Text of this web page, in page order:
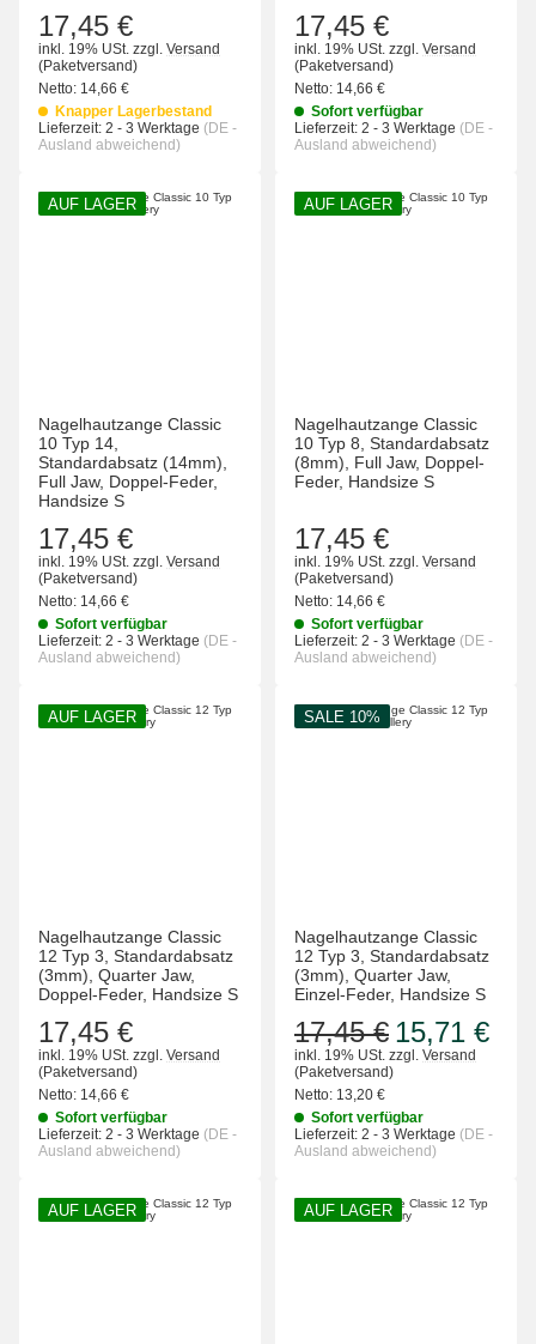
17,45 €
inkl. 19% USt. zzgl. Versand
(Paketversand)
Netto: 14,66 €
Knapper Lagerbestand
Lieferzeit: 2 - 3 Werktage (DE -
Ausland abweichend)
17,45 €
inkl. 19% USt. zzgl. Versand
(Paketversand)
Netto: 14,66 €
Sofort verfügbar
Lieferzeit: 2 - 3 Werktage (DE -
Ausland abweichend)
AUF LAGER
Nagelhautzange Classic
10 Typ 14,
Standardabsatz (14mm),
Full Jaw, Doppel-Feder,
Handsize S
17,45 €
inkl. 19% USt. zzgl. Versand
(Paketversand)
Netto: 14,66 €
Sofort verfügbar
Lieferzeit: 2 - 3 Werktage (DE -
Ausland abweichend)
AUF LAGER
Nagelhautzange Classic
10 Typ 8, Standardabsatz
(8mm), Full Jaw, Doppel-
Feder, Handsize S
17,45 €
inkl. 19% USt. zzgl. Versand
(Paketversand)
Netto: 14,66 €
Sofort verfügbar
Lieferzeit: 2 - 3 Werktage (DE -
Ausland abweichend)
AUF LAGER
Nagelhautzange Classic
12 Typ 3, Standardabsatz
(3mm), Quarter Jaw,
Doppel-Feder, Handsize S
17,45 €
inkl. 19% USt. zzgl. Versand
(Paketversand)
Netto: 14,66 €
Sofort verfügbar
Lieferzeit: 2 - 3 Werktage (DE -
Ausland abweichend)
SALE 10%
Nagelhautzange Classic
12 Typ 3, Standardabsatz
(3mm), Quarter Jaw,
Einzel-Feder, Handsize S
15,71 €
17,45 €
inkl. 19% USt. zzgl. Versand
(Paketversand)
Netto: 13,20 €
Sofort verfügbar
Lieferzeit: 2 - 3 Werktage (DE -
Ausland abweichend)
AUF LAGER AUF LAGER